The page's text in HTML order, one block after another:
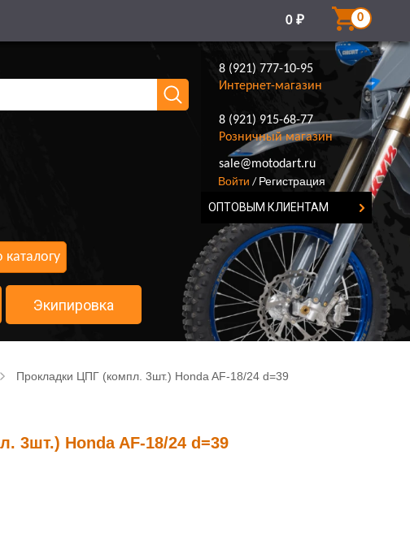
0 ₽ 0
8 (921) 777-10-95
Интернет-магазин
8 (921) 915-68-77
Розничный магазин
8 (921) 777-10-95
sale@motodart.ru
Войти / Регистрация
ОПТОВЫМ КЛИЕНТАМ
Экипировка
Прокладки ЦПГ (компл. 3шт.) Honda AF-18/24 d=39
3шт.) Honda AF-18/24 d=39